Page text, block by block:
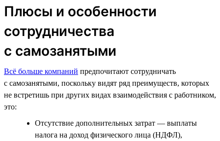
Плюсы и особенности
сотрудничества
с самозанятыми
Всё больше компаний предпочитают сотрудничать
с самозанятыми, поскольку видят ряд преимуществ, которых
не встретишь при других видах взаимодействия с работником,
это:
Отсутствие дополнительных затрат — выплаты
налога на доход физического лица (НДФЛ),